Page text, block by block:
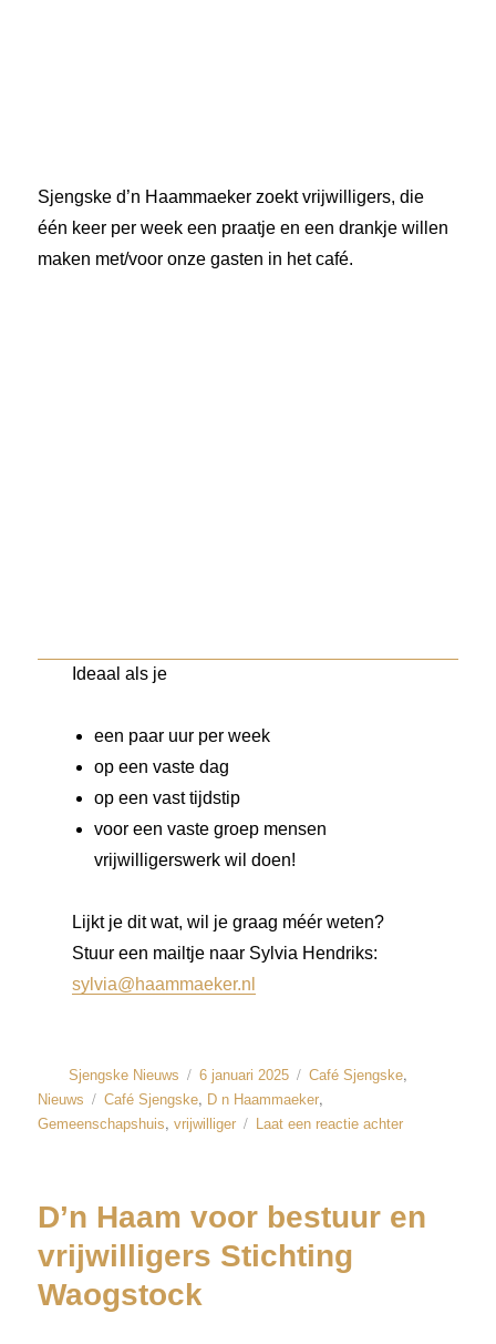
Sjengske d’n Haammaeker zoekt vrijwilligers, die
één keer per week een praatje en een drankje willen
maken met/voor onze gasten in het café.
Ideaal als je
een paar uur per week
op een vaste dag
op een vast tijdstip
voor een vaste groep mensen
vrijwilligerswerk wil doen!
Lijkt je dit wat, wil je graag méér weten?
Stuur een mailtje naar Sylvia Hendriks:
sylvia@haammaeker.nl
Sjengske Nieuws 6 januari 2025 Café Sjengske,
Nieuws Café Sjengske, D n Haammaeker,
Gemeenschapshuis,vrijwilliger Laat een reactie achter
D’n Haam voor bestuur en
vrijwilligers Stichting
Waogstock